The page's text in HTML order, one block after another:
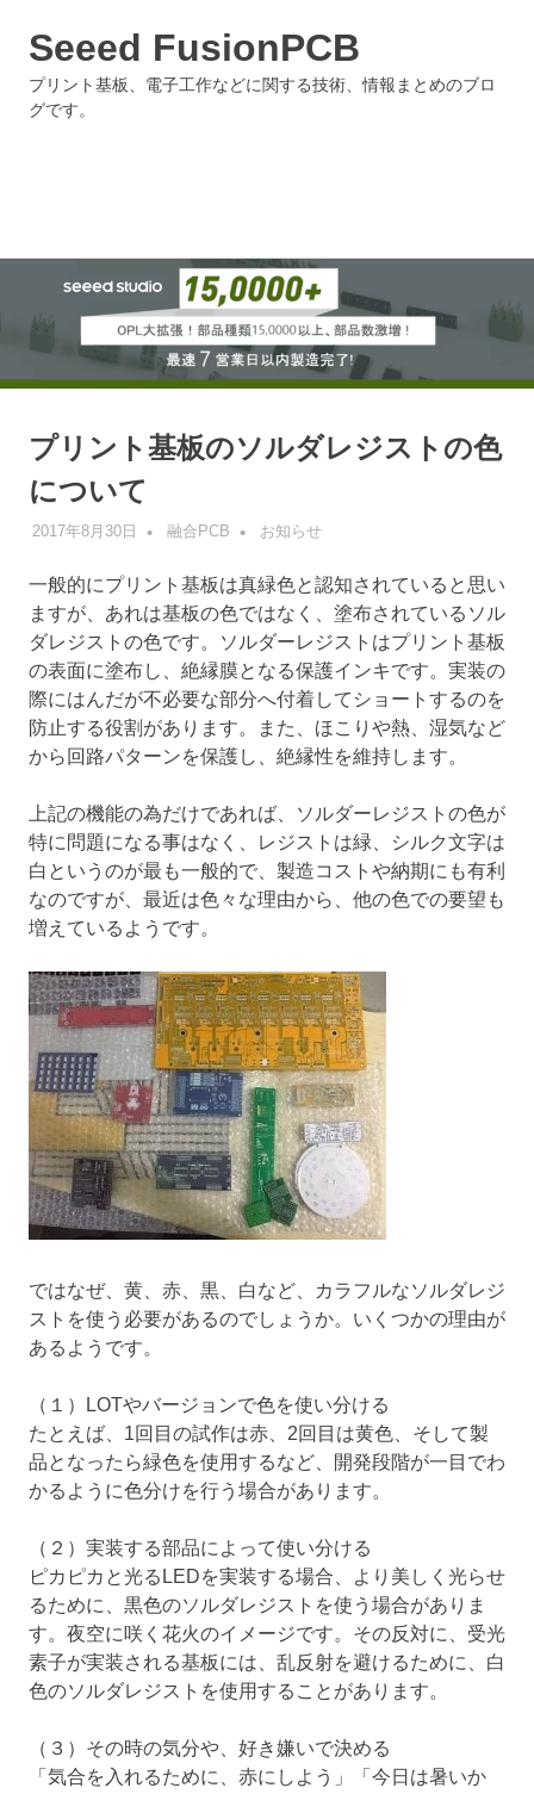
content
Seeed FusionPCB
プリント基板、電子工作などに関する技術、情報まとめのブロ
グです。
プリント基板のソルダレジストの色
について
2017年8月30日 融合PCB お知らせ
一般的にプリント基板は真緑色と認知されていると思い
ますが、あれは基板の色ではなく、塗布されているソル
ダレジストの色です。ソルダーレジストはプリント基板
の表面に塗布し、絶縁膜となる保護インキです。実装の
際にはんだが不必要な部分へ付着してショートするのを
防止する役割があります。また、ほこりや熱、湿気など
から回路パターンを保護し、絶縁性を維持します。
上記の機能の為だけであれば、ソルダーレジストの色が
特に問題になる事はなく、レジストは緑、シルク文字は
白というのが最も一般的で、製造コストや納期にも有利
なのですが、最近は色々な理由から、他の色での要望も
増えているようです。
ではなぜ、黄、赤、黒、白など、カラフルなソルダレジ
ストを使う必要があるのでしょうか。いくつかの理由が
あるようです。
（１）LOTやバージョンで色を使い分ける
たとえば、1回目の試作は赤、2回目は黄色、そして製
品となったら緑色を使用するなど、開発段階が一目でわ
かるように色分けを行う場合があります。
（２）実装する部品によって使い分ける
ピカピカと光るLEDを実装する場合、より美しく光らせ
るために、黒色のソルダレジストを使う場合がありま
す。夜空に咲く花火のイメージです。その反対に、受光
素子が実装される基板には、乱反射を避けるために、白
色のソルダレジストを使用することがあります。
（３）その時の気分や、好き嫌いで決める
「気合を入れるために、赤にしよう」「今日は暑いか